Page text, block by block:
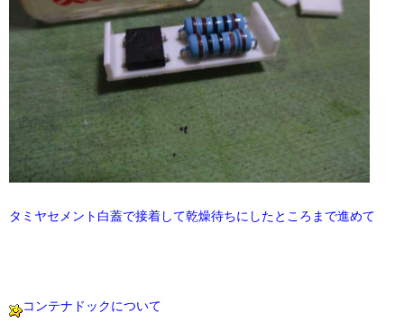
タミヤセメント白蓋で接着して乾燥待ちにしたところまで進めて
コンテナドックについて